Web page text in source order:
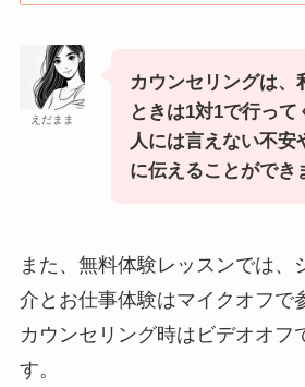
えだまま
カウンセリングは、
ときは1対1で行って
人には言えない不安
に伝えることができ
また、無料体験レッスンでは、
介とお仕事体験はマイクオフで
カウンセリング時はビデオオフ
す。